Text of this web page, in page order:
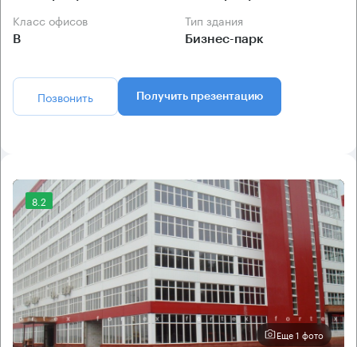
Класс офисов
B
Тип здания
Бизнес-парк
Позвонить Получить презентацию
8.2
Еще 1 фото